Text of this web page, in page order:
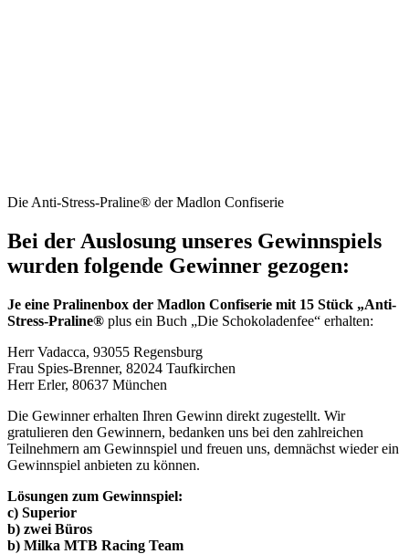
Die Anti-Stress-Praline® der Madlon Confiserie
Bei der Auslosung unseres Gewinnspiels
wurden folgende Gewinner gezogen:
Je eine Pralinenbox der Madlon Confiserie mit 15 Stück „Anti-
Stress-Praline® plus ein Buch „Die Schokoladenfee“ erhalten:
Herr Vadacca, 93055 Regensburg
Frau Spies-Brenner, 82024 Taufkirchen
Herr Erler, 80637 München
Die Gewinner erhalten Ihren Gewinn direkt zugestellt. Wir
gratulieren den Gewinnern, bedanken uns bei den zahlreichen
Teilnehmern am Gewinnspiel und freuen uns, demnächst wieder ein
Gewinnspiel anbieten zu können.
Lösungen zum Gewinnspiel:
c) Superior
b) zwei Büros
b) Milka MTB Racing Team